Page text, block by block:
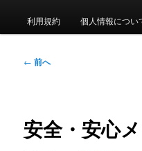
メ
利用規約 個人情報につい
投
ゲ
ー
← 前へ
安全・安心